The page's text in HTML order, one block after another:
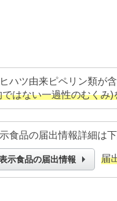
ハツ由来ピペリン類が
ではない一過性のむくみ)
食品の届出情報詳細は
示食品の届出情報 届